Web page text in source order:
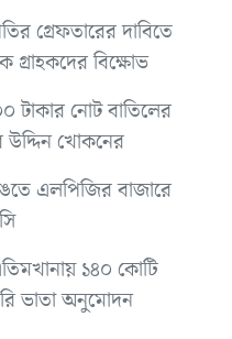
গ্রেফতারের দাবিতে
গ্রাহকদের বিক্ষোভ
নোট বাতিলের
উদ্দিন খোকনের
এলপিজির বাজারে
১৪০ কোটি
ভাতা অনুমোদন